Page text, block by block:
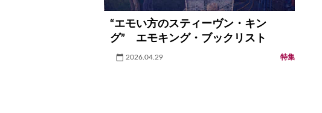
“エモい方のスティーヴン・キン
グ” エモキング・ブックリスト
2026.04.29 特集